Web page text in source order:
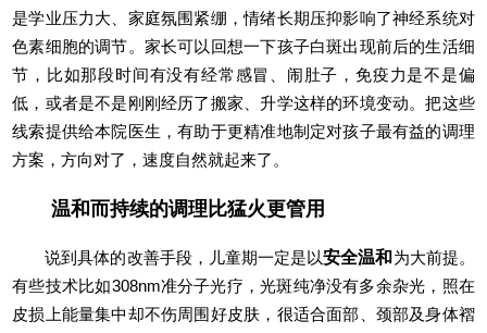
是学业压力大、家庭氛围紧绷，情绪长期压抑影响了神经系统对
色素细胞的调节。家长可以回想一下孩子白斑出现前后的生活细
节，比如那段时间有没有经常感冒、闹肚子，免疫力是不是偏
低，或者是不是刚刚经历了搬家、升学这样的环境变动。把这些
线索提供给本院医生，有助于更精准地制定对孩子最有益的调理
方案，方向对了，速度自然就起来了。
温和而持续的调理比猛火更管用
说到具体的改善手段，儿童期一定是以安全温和 为大前提。
有些技术比如308nm准分子光疗，光斑纯净没有多余杂光，照在
皮损上能量集中却不伤周围好皮肤，很适合面部、颈部及身体褶